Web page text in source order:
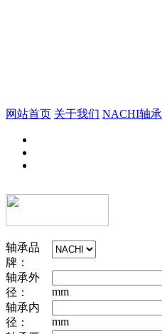
网站首页 关于我们 NACHI轴承
轴承品
牌：
轴承外
径：
mm
轴承内
径：
mm